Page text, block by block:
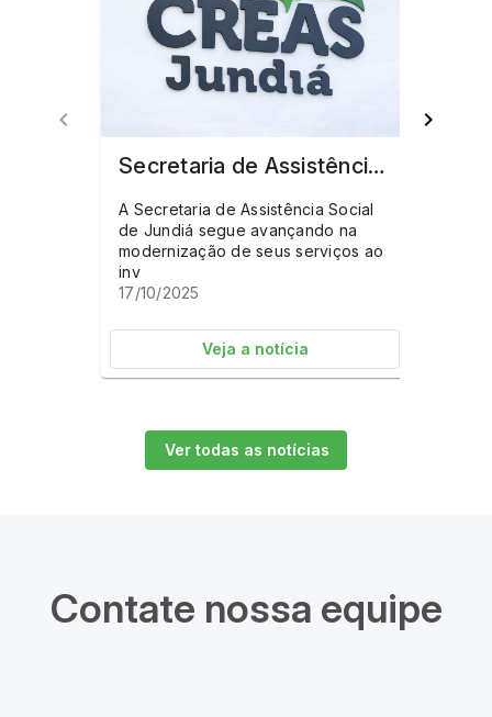
Secretaria de Assistência Social de Jundiá investe em capacitação e modernização de sistema.
A Secretaria de Assistência Social
de Jundiá segue avançando na
modernização de seus serviços ao
inv
17/10/2025
Veja a notícia
Ver todas as notícias
Contate nossa equipe